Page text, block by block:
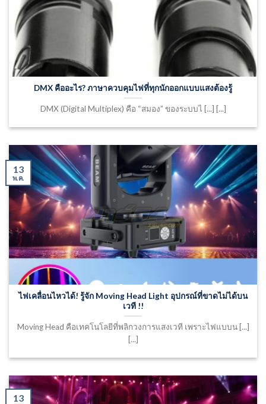
DMX คืออะไร? ภาษาควบคุมไฟที่ทุกนักออกแบบแสงต้องรู้
DMX (Digital Multiplex) คือ “สมอง” ของระบบไ [...] [...]
ไฟเคลื่อนไหวได้! รู้จัก Moving Head Light อุปกรณ์ที่ขาดไม่ได้บน
เวที !!
Moving Head คือเทคโนโลยีที่พลิกวงการแสงเวที เพราะไฟแบบน [...]
[...]
13
พ.ค.
13